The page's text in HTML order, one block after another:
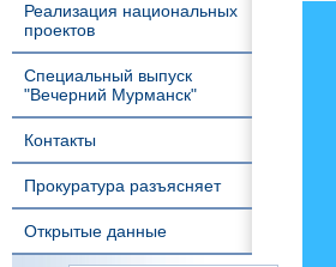
Реализация национальных
проектов
Специальный выпуск
"Вечерний Мурманск"
Контакты
Прокуратура разъясняет
Открытые данные